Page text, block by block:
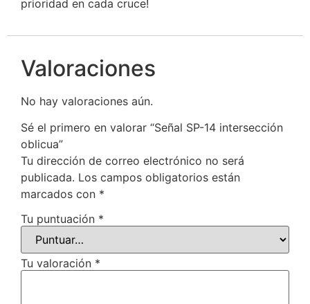
prioridad en cada cruce!
Valoraciones
No hay valoraciones aún.
Sé el primero en valorar “Señal SP-14 intersección
oblicua”
Tu dirección de correo electrónico no será
publicada. Los campos obligatorios están
marcados con *
Tu puntuación *
Tu valoración *